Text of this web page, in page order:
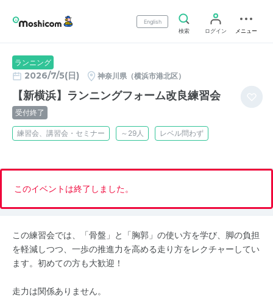
English
検索
ログイン メニュー
ランニング
2026/7/5(日) 神奈川県（横浜市港北区）
【新横浜】ランニングフォーム改良練習会
受付終了
練習会、講習会・セミナー ～29人 レベル問わず
このイベントは終了しました。
この練習会では、「骨盤」と「胸郭」の使い方を学び、脚の負担
を軽減しつつ、一歩の推進力を高める走り方をレクチャーしてい
ます。初めての方も大歓迎！
走力は関係ありません。